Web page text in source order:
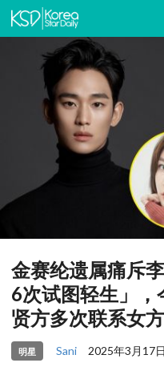
金赛纶遗属痛斥
6次试图轻生」
贤方多次联系女
明星 Sani 2025年3月17